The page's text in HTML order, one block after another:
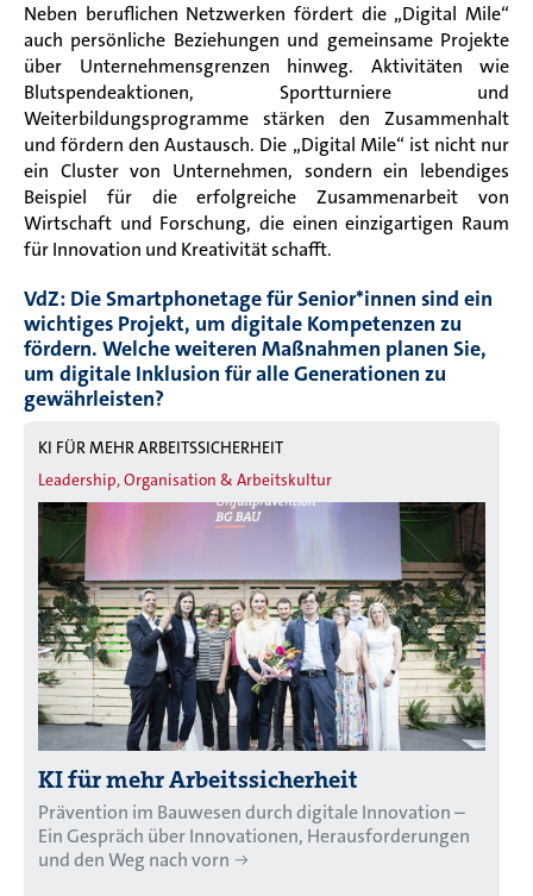
Neben beruflichen Netzwerken fördert die „Digital Mile“
auch persönliche Beziehungen und gemeinsame Projekte
über Unternehmensgrenzen hinweg. Aktivitäten wie
Blutspendeaktionen, Sportturniere und
Weiterbildungsprogramme stärken den Zusammenhalt
und fördern den Austausch. Die „Digital Mile“ ist nicht nur
ein Cluster von Unternehmen, sondern ein lebendiges
Beispiel für die erfolgreiche Zusammenarbeit von
Wirtschaft und Forschung, die einen einzigartigen Raum
für Innovation und Kreativität schafft.
VdZ: Die Smartphonetage für Senior*innen sind ein
wichtiges Projekt, um digitale Kompetenzen zu
fördern. Welche weiteren Maßnahmen planen Sie,
um digitale Inklusion für alle Generationen zu
gewährleisten?
KI FÜR MEHR ARBEITSSICHERHEIT
Leadership, Organisation & Arbeitskultur
KI für mehr Arbeitssicherheit
Prävention im Bauwesen durch digitale Innovation –
Ein Gespräch über Innovationen, Herausforderungen
und den Weg nach vorn